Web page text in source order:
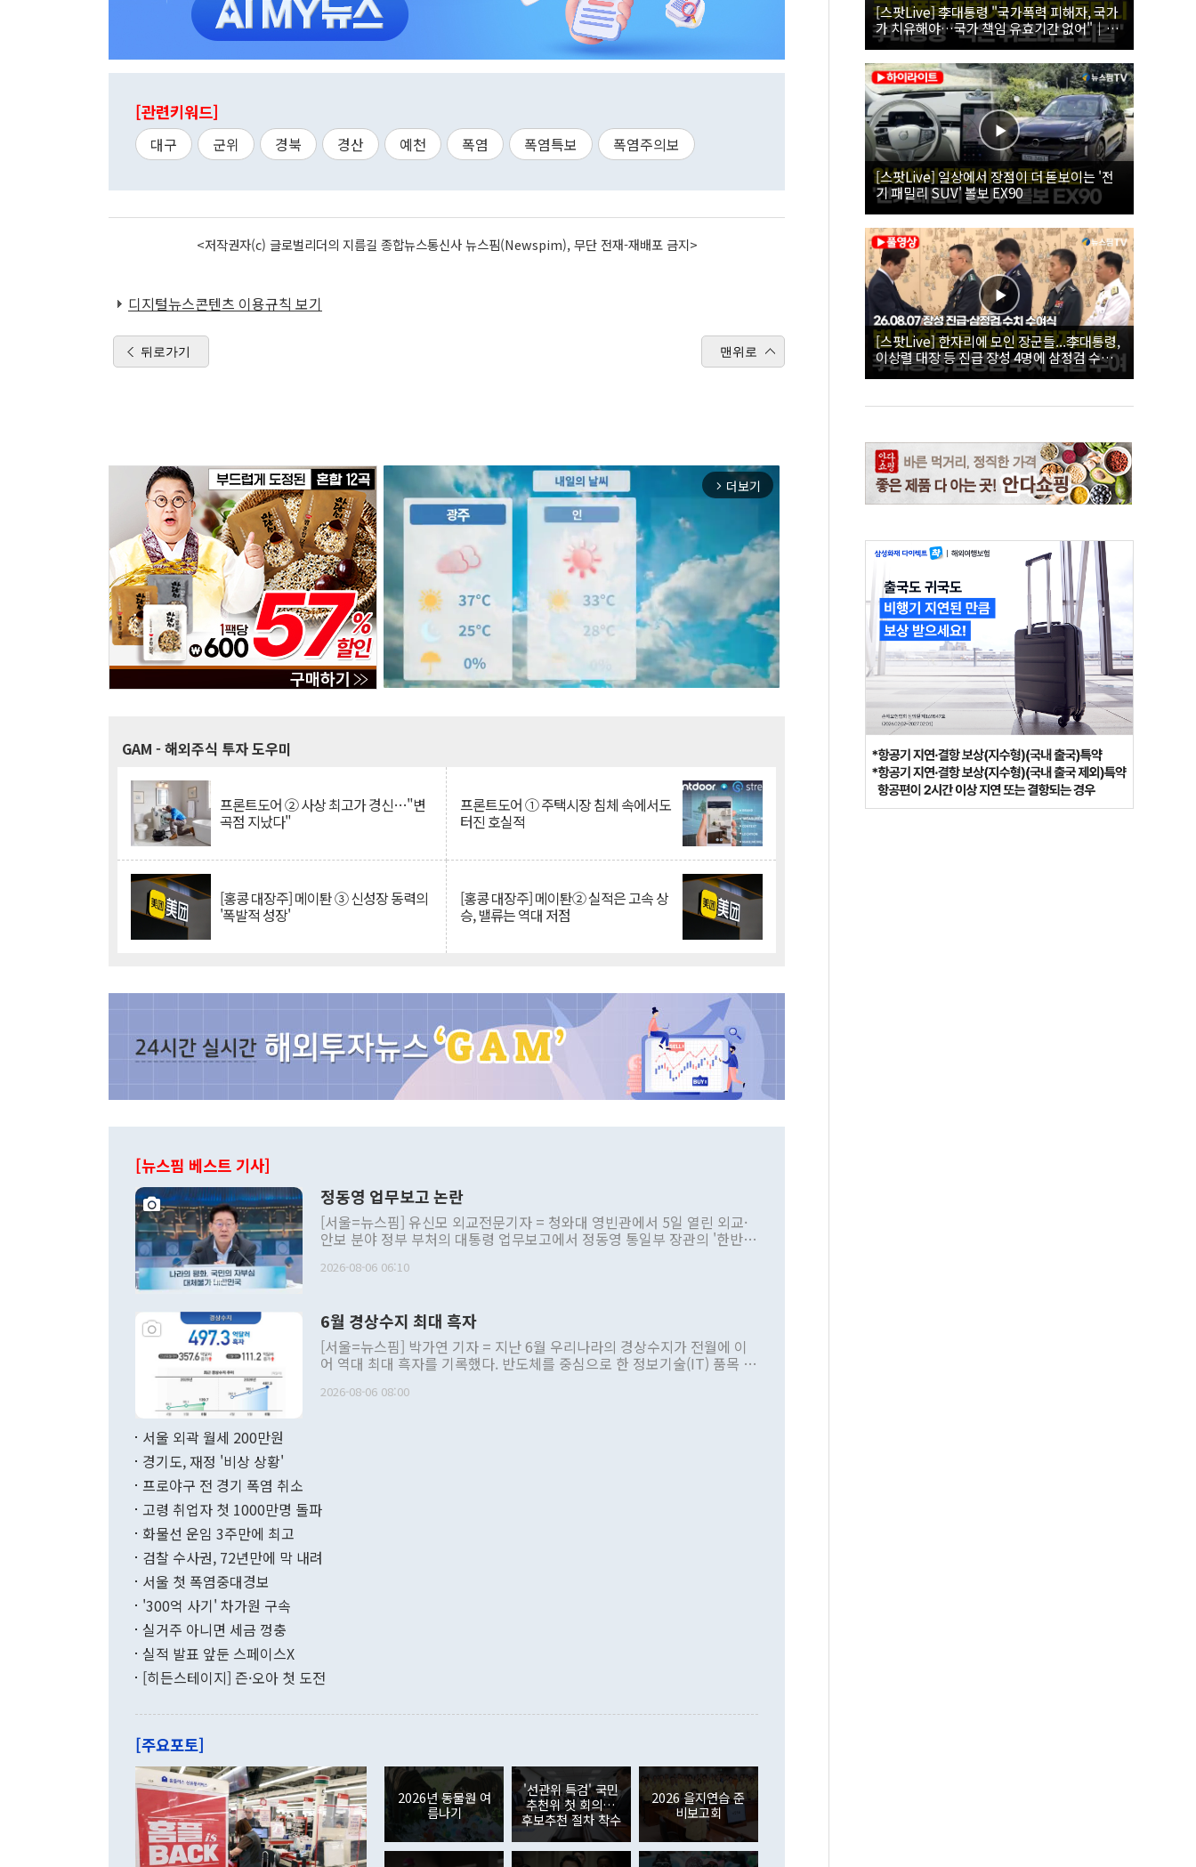
[관련키워드]
대구 군위 경북 경산 예천 폭염 폭염특보 폭염주의보
<저작권자(c) 글로벌리더의 지름길 종합뉴스통신사 뉴스핌(Newspim), 무단 전재-재배포 금지>
디지털뉴스콘텐츠 이용규칙 보기
뒤로가기 맨위로
arrow_forward_ios 더보기
GAM - 해외주식 투자 도우미
프론트도어 ② 사상 최고가 경신…"변
곡점 지났다"
프론트도어 ① 주택시장 침체 속에서도
터진 호실적
[홍콩 대장주] 메이퇀 ③ 신성장 동력의
'폭발적 성장'
[홍콩 대장주] 메이퇀② 실적은 고속 상
승, 밸류는 역대 저점
[뉴스핌 베스트 기사]
정동영 업무보고 논란
[서울=뉴스핌] 유신모 외교전문기자 = 청와대 영빈관에서 5일 열린 외교·
안보 분야 정부 부처의 대통령 업무보고에서 정동영 통일부 장관의 '한반도
발언 중에는 정부 내 조율을 거치지 않은 사안을 정책으로 추진하겠다고 공
주의적 희망에 근거한 비현실적 구상'이라는 비판을 내놨다. 그동안 정 장
관의 대북 정책 관련 발언이 물의를 빚은 적은 여러 번 있지만 대통령과 유
관 부처 장관이 공개적으로 부정적 입장을 표명한 것은 이례적이다. 정 장
관의 무리한 대북 접근법과 월권을 제어해야 한다는 목소리도 높아지고 있
다. [정동영 통일부 장관이 지난달 23일 오후 서울 종로구 정부서울청사에
무너졌다고도 했다. 또 "현 시점에서 흘러간 선(先)비핵화만 되뇌는 것은
함께 4자 대화의 동력을 확보하기 위해 최선을 다할 것"이라고 말했다. 하
"우리의 선의대로 하는 게 과연 한반도의 평화와 안정에 플러스냐, 결론적
관은 업무보고 사후 브리핑에서 정 장관이 언급한 '4자 회담'에 대해 "이상
이 9월 러시아 블라디보스토크에서 열리는 '동방경제포럼(EEF)'을 언급하
며 "정부 차원에서 (참석을) 검토하고 있다"고 발언한 데 대해서도 조 장관
은 "그것은 외교부의 몫"이라며 "아직 거기까지 진도가 나가지 않았다"고
잘랐다. 정 장관이 이날 소개한 대북 구상과 설명은 정부 내 조율을 거치지
않았다는 점에서 문제가 있다. 특히 주적 표현 대체와 국호 사용, 9·19 군
사합의 복원, 4자회담 추진 등은 통일부 장관이 결정할 사안이 아니어서 월
2026-08-06 06:10
6월 경상수지 최대 흑자
[서울=뉴스핌] 박가연 기자 = 지난 6월 우리나라의 경상수지가 전월에 이
어 역대 최대 흑자를 기록했다. 반도체를 중심으로 한 정보기술(IT) 품목 수
료=한국은행] 한국은행이 6일 발표한 '2026년 6월 국제수지(잠정)'에 따르
며 월간 기준 처음으로 1000억달러를 넘어섰다. 상품수입은 644억8000만
196.9% 급증했고 컴퓨터·주변기기(SSD)는 282.7% 증가했다. IT 품목
수출은 160.4% 늘었으며 비IT 품목도 ▲석유제품(47.5%) ▲화공품
기록했지만 지식재산권사용료수지는 전월 흑자에서 4억4000만달러 적자
로 전환됐다. 본원소득수지는 배당소득을 중심으로 32억7000만달러 흑자
는 배당수입이 늘어난 데다 전월 분기배당에 따른 기저효과로 배당지급이
였던 올해 3월(369억9000만달러)을 넘어선 것이다. 직접투자에서는 내국
인의 해외투자가 80억1000만달러, 외국인의 국내투자가 46억3000만달러
각각 증가했다. 증권투자에서는 외국인의 국내 주식 매도세가 이어졌다. 외
국인의 국내 주식 투자는 차익실현 매도 등의 영향으로 316억1000만달러
감소하며 전월(-310억5000만달러)에 이어 역대 최대 순매도 기록을 다시
경신했다. 외국인의 국내 채권투자는 세계국채지수(WGBI) 자금 유입에도
2026-08-06 08:00
서울 외곽 월세 200만원
경기도, 재정 '비상 상황'
프로야구 전 경기 폭염 취소
고령 취업자 첫 1000만명 돌파
화물선 운임 3주만에 최고
검찰 수사권, 72년만에 막 내려
서울 첫 폭염중대경보
'300억 사기' 차가원 구속
실거주 아니면 세금 껑충
실적 발표 앞둔 스페이스X
[히든스테이지] 즌·오아 첫 도전
[주요포토]
2026년 동물원 여
름나기
'선관위 특검' 국민
추천위 첫 회의…
후보추천 절차 착수
2026 을지연습 준
비보고회
[스팟Live] 李대통령 "국가폭력 피해자, 국가
가 치유해야…국가 책임 유효기간 없어"｜
26.08.07 국가폭력 피해자 위로 오찬
[스팟Live] 일상에서 장점이 더 돋보이는 '전
기 패밀리 SUV' 볼보 EX90
[스팟Live] 한자리에 모인 장군들...李대통령,
이상렬 대장 등 진급 장성 4명에 삼정검 수치
직접 수여｜26.08.07 장성 진급·삼정검 수치